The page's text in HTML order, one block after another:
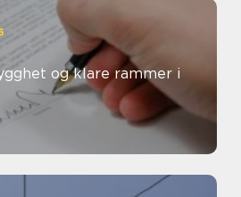
og klare rammer i